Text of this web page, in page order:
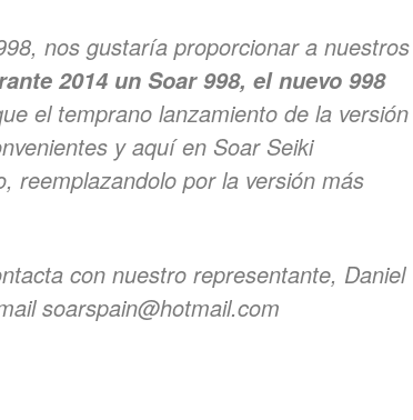
nos gustaría proporcionar a nuestros
2014 un Soar 998, el nuevo 998
el temprano lanzamiento de la versión
y aquí en Soar Seiki
reemplazandolo por la versión más
con nuestro representante, Daniel
soarspain@hotmail.com